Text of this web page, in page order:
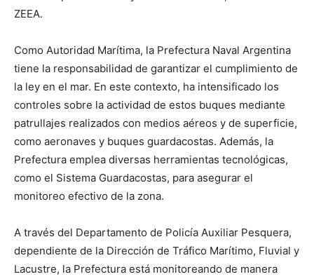
ZEEA.
Como Autoridad Marítima, la Prefectura Naval Argentina
tiene la responsabilidad de garantizar el cumplimiento de
la ley en el mar. En este contexto, ha intensificado los
controles sobre la actividad de estos buques mediante
patrullajes realizados con medios aéreos y de superficie,
como aeronaves y buques guardacostas. Además, la
Prefectura emplea diversas herramientas tecnológicas,
como el Sistema Guardacostas, para asegurar el
monitoreo efectivo de la zona.
A través del Departamento de Policía Auxiliar Pesquera,
dependiente de la Dirección de Tráfico Marítimo, Fluvial y
Lacustre, la Prefectura está monitoreando de manera